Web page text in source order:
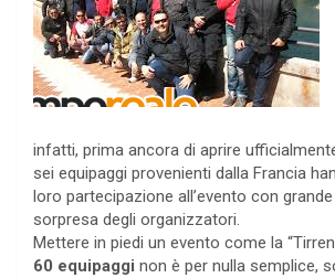
infatti, prima ancora di aprire
sei equipaggi provenienti dalla Francia
loro partecipazione all’evento con
sorpresa degli organizzatori.
Mettere in piedi un evento come la
60 equipaggi non è per nulla semplice,